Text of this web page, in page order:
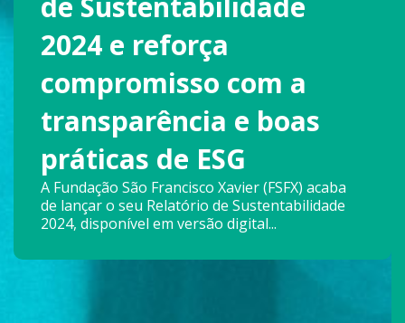
2024 e reforça
compromisso com a
transparência e boas
práticas de ESG
A Fundação São Francisco Xavier (FSFX) acaba
de lançar o seu Relatório de Sustentabilidade
2024, disponível em versão digital...